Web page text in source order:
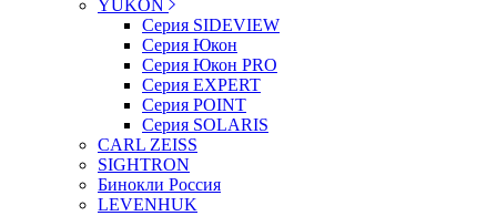
YUKON
Серия SIDEVIEW
Серия Юкон
Серия Юкон PRO
Серия EXPERT
Серия POINT
Серия SOLARIS
CARL ZEISS
SIGHTRON
Бинокли Россия
LEVENHUK